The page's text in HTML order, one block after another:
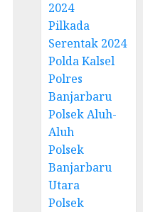
2024
Pilkada
Serentak 2024
Polda Kalsel
Polres
Banjarbaru
Polsek Aluh-
Aluh
Polsek
Banjarbaru
Utara
Polsek